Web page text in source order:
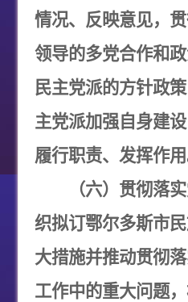
情况、反映意见，
领导的多党合作和
民主党派的方针政
主党派加强自身建
履行职责、发挥作用
（六）贯彻落
织拟订鄂尔多斯市
大措施并推动贯彻
工作中的重大问题